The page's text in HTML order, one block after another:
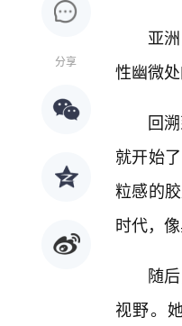
分享
亚
性幽微
回
就开始
粒感的
时代，
随
视野。